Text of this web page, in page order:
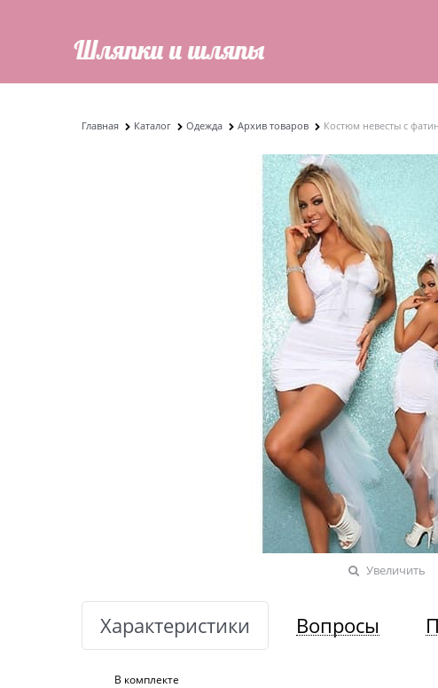
Главная Каталог Одежда Архив товаров Костюм невесты с
Увеличить
Характеристики Вопросы
В комплекте